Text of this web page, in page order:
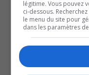
les voyageurs
L’entreprise précise
pour sa clientèle.
QUESTION DU
légitime. Vous pouvez
ci-dessous.
le menu du site pour
dans les paramètres